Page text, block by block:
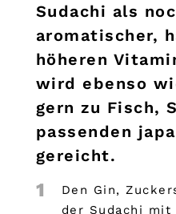
Sudachi als
aromatischer,
höheren
wird ebenso
gern zu Fisch,
passenden
gereicht.
1
Den Gin,
der Sudachi